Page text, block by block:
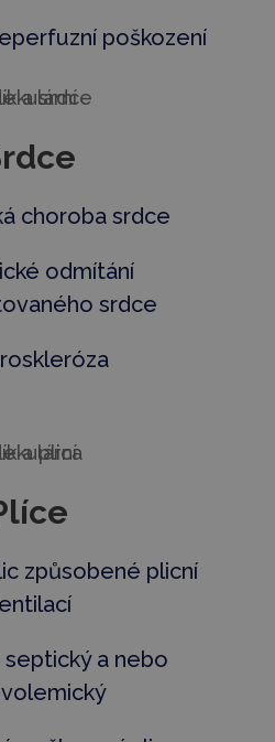
poškození
choroba srdce
odmítání
srdce
způsobené plicní
septický a nebo